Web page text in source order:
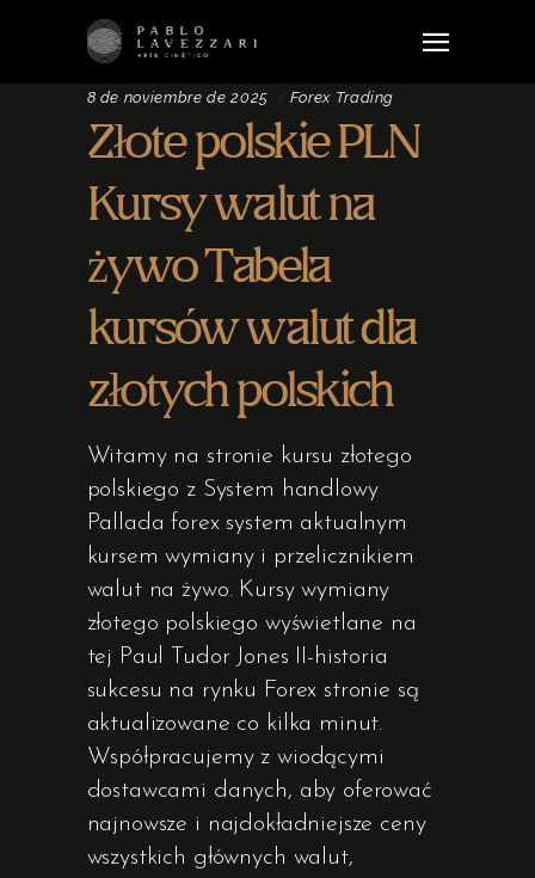
8 de noviembre de 2025 Forex Trading
Złote polskie PLN
Kursy walut na
żywo Tabela
kursów walut dla
złotych polskich
Witamy na stronie kursu złotego
polskiego z System handlowy
Pallada forex system aktualnym
kursem wymiany i przelicznikiem
walut na żywo. Kursy wymiany
złotego polskiego wyświetlane na
tej Paul Tudor Jones II-historia
sukcesu na rynku Forex stronie są
aktualizowane co kilka minut.
Współpracujemy z wiodącymi
dostawcami danych, aby oferować
najnowsze i najdokładniejsze ceny
wszystkich głównych walut,